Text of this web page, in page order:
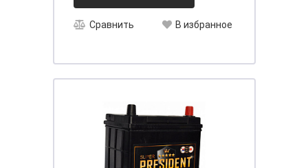
Сравнить В избранное